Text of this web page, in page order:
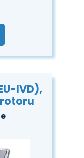
IVD),